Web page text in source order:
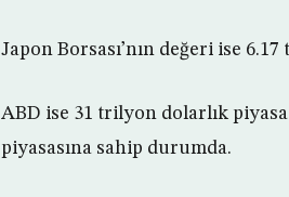
Japon Borsası’nın değeri ise
ABD ise 31 trilyon dolarlık
piyasasına sahip durumda.